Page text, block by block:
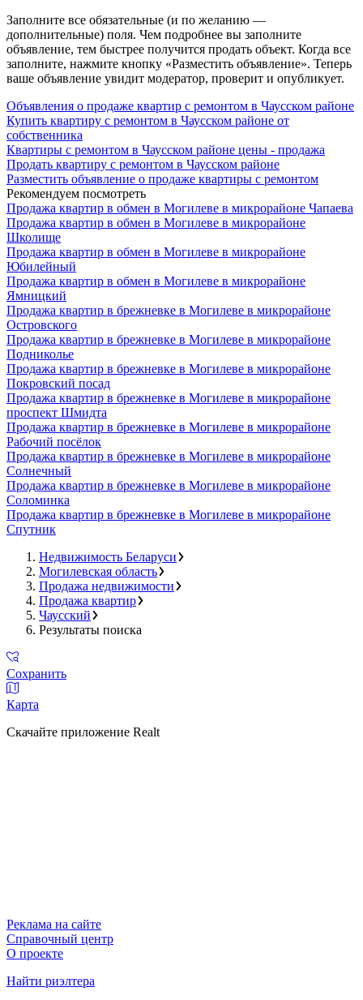
Заполните все обязательные (и по желанию —
дополнительные) поля. Чем подробнее вы заполните
объявление, тем быстрее получится продать объект. Когда все
заполните, нажмите кнопку «Разместить объявление». Теперь
ваше объявление увидит модератор, проверит и опубликует.
Объявления о продаже квартир с ремонтом в Чаусском районе
Купить квартиру с ремонтом в Чаусском районе от
собственника
Квартиры с ремонтом в Чаусском районе цены - продажа
Продать квартиру с ремонтом в Чаусском районе
Разместить объявление о продаже квартиры с ремонтом
Рекомендуем посмотреть
Продажа квартир в обмен в Могилеве в микрорайоне Чапаева
Продажа квартир в обмен в Могилеве в микрорайоне
Школище
Продажа квартир в обмен в Могилеве в микрорайоне
Юбилейный
Продажа квартир в обмен в Могилеве в микрорайоне
Ямницкий
Продажа квартир в брежневке в Могилеве в микрорайоне
Островского
Продажа квартир в брежневке в Могилеве в микрорайоне
Подниколье
Продажа квартир в брежневке в Могилеве в микрорайоне
Покровский посад
Продажа квартир в брежневке в Могилеве в микрорайоне
проспект Шмидта
Продажа квартир в брежневке в Могилеве в микрорайоне
Рабочий посёлок
Продажа квартир в брежневке в Могилеве в микрорайоне
Солнечный
Продажа квартир в брежневке в Могилеве в микрорайоне
Соломинка
Продажа квартир в брежневке в Могилеве в микрорайоне
Спутник
Недвижимость Беларуси
Могилевская область
Продажа недвижимости
Продажа квартир
Чаусский
Результаты поиска
Сохранить
Карта
Скачайте приложение Realt
Реклама на сайте
Справочный центр
О проекте
Найти риэлтера